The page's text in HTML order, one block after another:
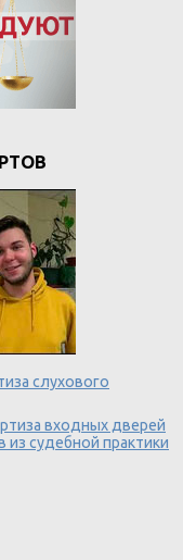
слухового
входных дверей
из судебной практики